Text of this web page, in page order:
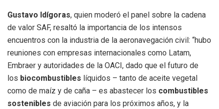
Gustavo Idígoras, quien moderó el panel sobre la cadena
de valor SAF, resaltó la importancia de los intensos
encuentros con la industria de la aeronavegación civil: “hubo
reuniones con empresas internacionales como Latam,
Embraer y autoridades de la OACI, dado que el futuro de
los biocombustibles líquidos – tanto de aceite vegetal
como de maíz y de caña – es abastecer los combustibles
sostenibles de aviación para los próximos años, y la